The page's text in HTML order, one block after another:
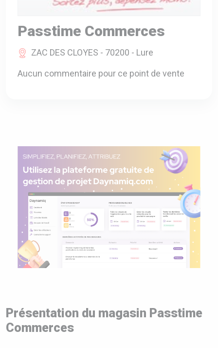
CATALOGUES
Passtime Commerces
ZAC DES CLOYES - 70200 - Lure
Aucun commentaire pour ce point de vente
Présentation du magasin Passtime
Commerces